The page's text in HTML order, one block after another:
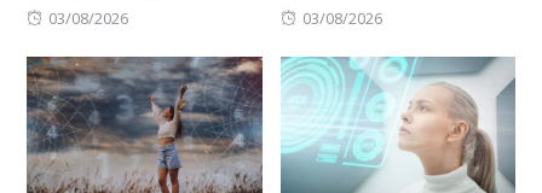
Posted
03/08/2026
Posted
03/08/2026